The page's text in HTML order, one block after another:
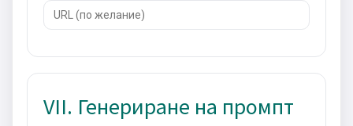
VII. Генериране на промпт